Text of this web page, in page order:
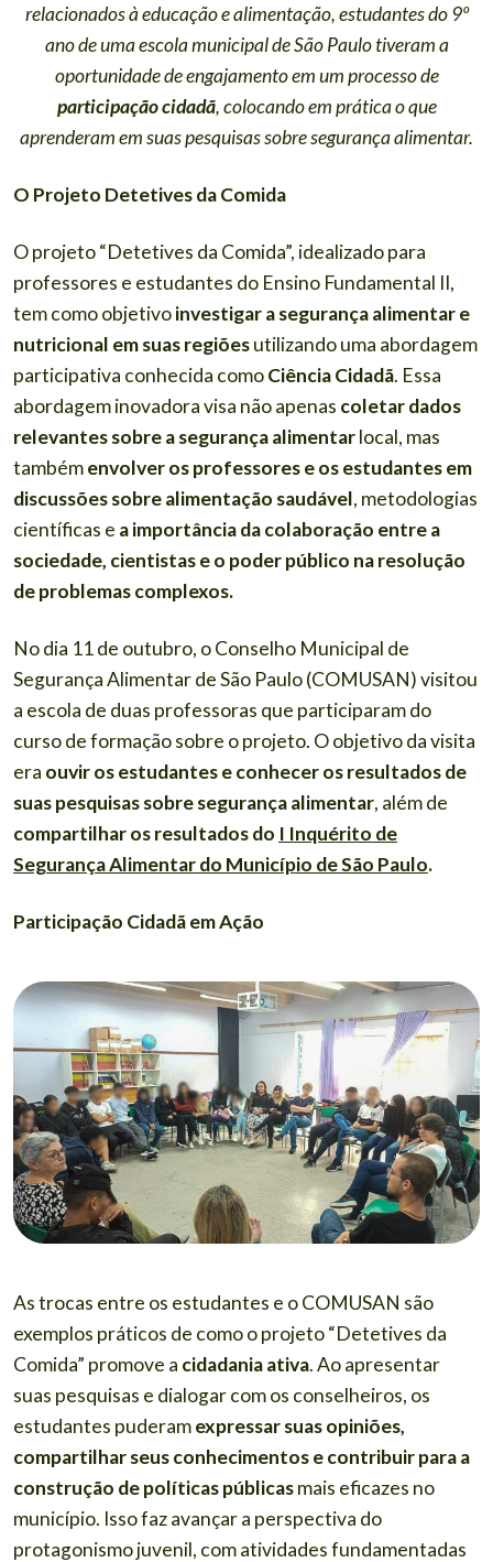
relacionados à educação e alimentação, estudantes do 9º
ano de uma escola municipal de São Paulo tiveram a
oportunidade de engajamento em um processo de
participação cidadã, colocando em prática o que
aprenderam em suas pesquisas sobre segurança alimentar.
O Projeto Detetives da Comida
O projeto “Detetives da Comida”, idealizado para
professores e estudantes do Ensino Fundamental II,
tem como objetivoinvestigar a segurança alimentar e
nutricional em suas regiõesutilizando uma abordagem
participativa conhecida comoCiência Cidadã. Essa
abordagem inovadora visa não apenas coletar dados
relevantes sobre a segurança alimentarlocal, mas
tambémenvolver os professores e os estudantes em
discussões sobre alimentação saudável, metodologias
científicas e a importância da colaboração entre a
sociedade, cientistas e o poder público na resolução
de problemas complexos.
No dia 11 de outubro, o Conselho Municipal de
Segurança Alimentar de São Paulo (COMUSAN) visitou
a escola de duas professoras que participaram do
curso de formação sobre o projeto. O objetivo da visita
era ouvir os estudantes e conhecer os resultados de
suas pesquisas sobre segurança alimentar, além de
compartilhar os resultados do I Inquérito de
Segurança Alimentar do Município de São Paulo.
Participação Cidadã em Ação
As trocas entre os estudantes e o COMUSAN são
exemplos práticos de como o projeto “Detetives da
Comida” promove a cidadania ativa. Ao apresentar
suas pesquisas e dialogar com os conselheiros, os
estudantes puderamexpressar suas opiniões,
compartilhar seus conhecimentos e contribuir para a
construção de políticas públicasmais eficazes no
município. Isso faz avançar a perspectiva do
protagonismo juvenil, com atividades fundamentadas